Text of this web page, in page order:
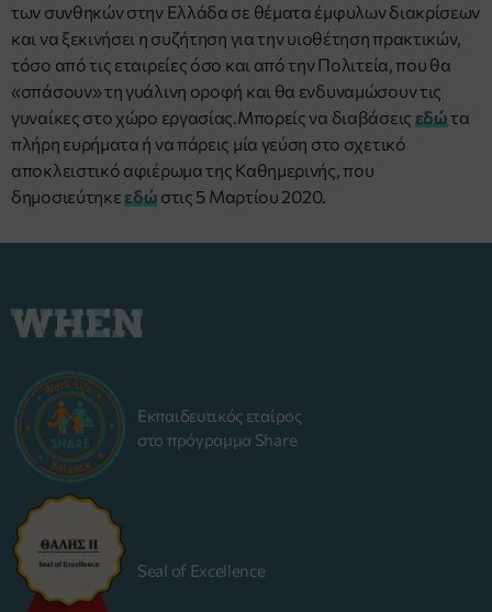
των συνθηκών στην Ελλάδα σε θέματα έμφυλων διακρίσεων
και να ξεκινήσει η συζήτηση για την υιοθέτηση πρακτικών,
τόσο από τις εταιρείες όσο και από την Πολιτεία, που θα
«σπάσουν» τη γυάλινη οροφή και θα ενδυναμώσουν τις
γυναίκες στο χώρο εργασίας.Μπορείς να διαβάσεις εδώτα
πλήρη ευρήματα ή να πάρεις μία γεύση στο σχετικό
αποκλειστικό αφιέρωμα της Καθημερινής, που
δημοσιεύτηκε εδώ στις 5 Μαρτίου 2020.
Εκπαιδευτικός εταίρος
στο πρόγραμμα Share
Seal of Excellence